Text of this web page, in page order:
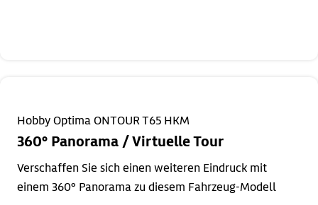
Hobby Optima ONTOUR T65 HKM
360° Panorama / Virtuelle Tour
Verschaffen Sie sich einen weiteren Eindruck mit
einem 360° Panorama zu diesem Fahrzeug-Modell